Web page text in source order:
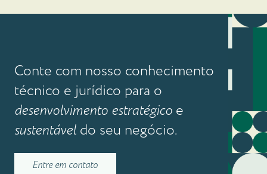
Conte com nosso conhecimento
técnico e jurídico para o
desenvolvimento estratégico e
sustentável do seu negócio.
Entre em contato